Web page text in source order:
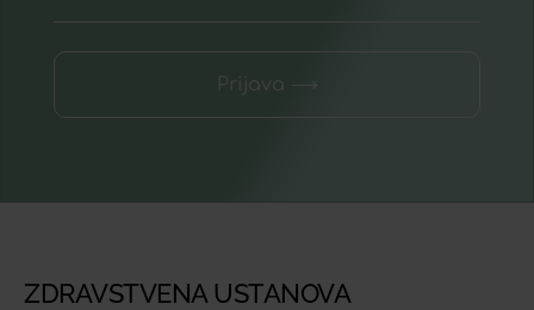
Prijava ⟶
ZDRAVSTVENA USTANOVA